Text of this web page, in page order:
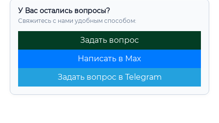
У Вас остались вопросы?
Свяжитесь с нами удобным способом:
Задать вопрос
Написать в Max
Задать вопрос в Telegram